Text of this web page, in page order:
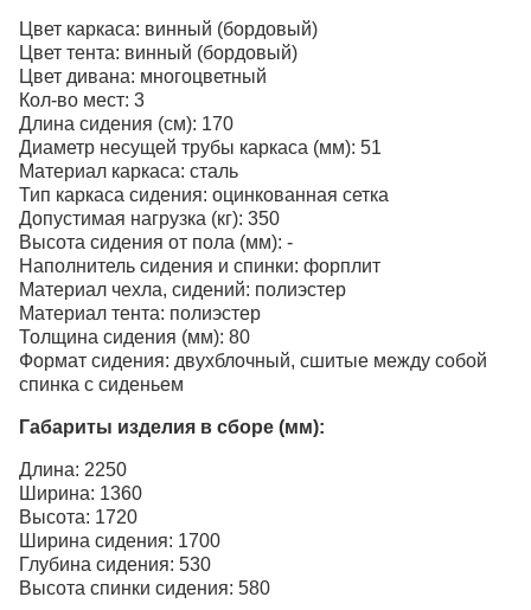
Цвет каркаса: винный (бордовый)
Цвет тента: винный (бордовый)
Цвет дивана: многоцветный
Кол-во мест: 3
Длина сидения (см): 170
Диаметр несущей трубы каркаса (мм): 51
Материал каркаса: сталь
Тип каркаса сидения: оцинкованная сетка
Допустимая нагрузка (кг): 350
Высота сидения от пола (мм): -
Наполнитель сидения и спинки: форплит
Материал чехла, сидений: полиэстер
Материал тента: полиэстер
Толщина сидения (мм): 80
Формат сидения: двухблочный, сшитые между собой
спинка с сиденьем
Габариты изделия в сборе (мм):
Длина: 2250
Ширина: 1360
Высота: 1720
Ширина сидения: 1700
Глубина сидения: 530
Высота спинки сидения: 580